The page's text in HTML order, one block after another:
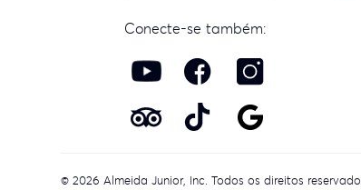
Conecte-se também:
© 2026 Almeida Junior, Inc. Todos os direitos